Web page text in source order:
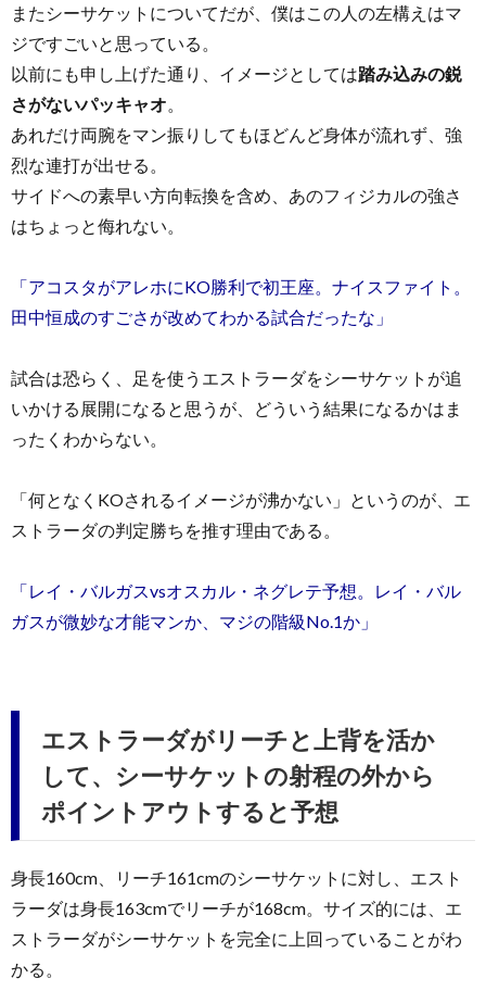
またシーサケットについてだが、僕はこの人の左構えはマ
ジですごいと思っている。
以前にも申し上げた通り、イメージとしては踏み込みの鋭
さがないパッキャオ
あれだけ両腕をマン振りしてもほどんど身体が流れず、強
烈な連打が出せる。
サイドへの素早い方向転換を含め、あのフィジカルの強さ
はちょっと侮れない。
「アコスタがアレホにKO勝利で初王座。ナイスファイト。
田中恒成のすごさが改めてわかる試合だったな」
試合は恐らく、足を使うエストラーダをシーサケットが追
いかける展開になると思うが、どういう結果になるかはま
ったくわからない。
「何となくKOされるイメージが沸かない」というのが、エ
ストラーダの判定勝ちを推す理由である。
「レイ・バルガスvsオスカル・ネグレテ予想。レイ・バル
ガスが微妙な才能マンか、マジの階級No.1か」
エストラーダがリーチと上背を活か
して、シーサケットの射程の外から
ポイントアウトすると予想
身長160cm、リーチ161cmのシーサケットに対し、エスト
ラーダは身長163cmでリーチが168cm。サイズ的には、エ
ストラーダがシーサケットを完全に上回っていることがわ
かる。